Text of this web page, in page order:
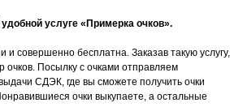
услуге «Примерка очков».
и совершенно бесплатна. Заказав такую услугу,
очков. Посылку с очками отправляем
СДЭК, где вы сможете получить очки
очки выкупаете, а остальные